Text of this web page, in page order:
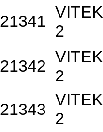
21341 VITEK
2
21342 VITEK
2
21343
VITEK
2